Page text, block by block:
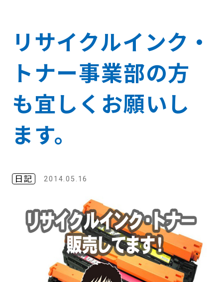
リサイクルインク・
トナー事業部の方
も宜しくお願いし
ます。
日記 2014.05.16